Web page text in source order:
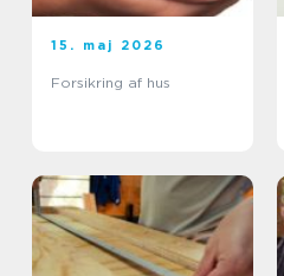
15. maj 2026
Forsikring af hus